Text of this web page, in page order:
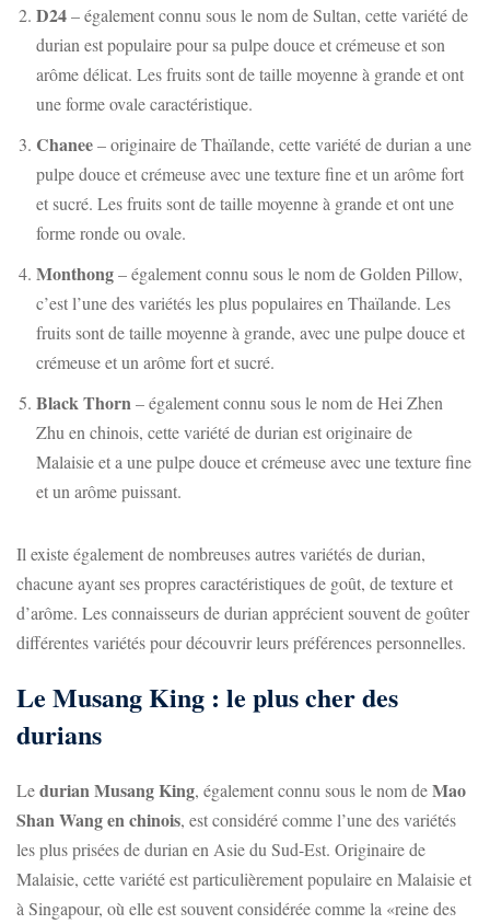
D24– également connu sous le nom de Sultan, cette variété de
durian est populaire pour sa pulpe douce et crémeuse et son
arôme délicat. Les fruits sont de taille moyenne à grande et ont
une forme ovale caractéristique.
Chanee– originaire de Thaïlande, cette variété de durian a une
pulpe douce et crémeuse avec une texture fine et un arôme fort
et sucré. Les fruits sont de taille moyenne à grande et ont une
forme ronde ou ovale.
Monthong– également connu sous le nom de Golden Pillow,
c’est l’une des variétés les plus populaires en Thaïlande. Les
fruits sont de taille moyenne à grande, avec une pulpe douce et
crémeuse et un arôme fort et sucré.
Black Thorn – également connu sous le nom de Hei Zhen
Zhu en chinois, cette variété de durian est originaire de
Malaisie et a une pulpe douce et crémeuse avec une texture fine
et un arôme puissant.
Il existe également de nombreuses autres variétés de durian,
chacune ayant ses propres caractéristiques de goût, de texture et
d’arôme. Les connaisseurs de durian apprécient souvent de goûter
différentes variétés pour découvrir leurs préférences personnelles.
Le Musang King : le plus cher des
durians
Ledurian Musang King, également connu sous le nom deMao
Shan Wang en chinois, est considéré comme l’une des variétés
les plus prisées de durian en Asie du Sud-Est. Originaire de
Malaisie, cette variété est particulièrement populaire en Malaisie et
à Singapour, où elle est souvent considérée comme la «reine des